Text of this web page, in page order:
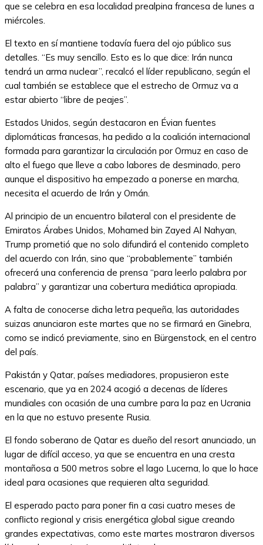
que se celebra en esa localidad prealpina francesa de lunes a
miércoles.
El texto en sí mantiene todavía fuera del ojo público sus
detalles. “Es muy sencillo. Esto es lo que dice: Irán nunca
tendrá un arma nuclear”, recalcó el líder republicano, según el
cual también se establece que el estrecho de Ormuz va a
estar abierto “libre de peajes”.
Estados Unidos, según destacaron en Évian fuentes
diplomáticas francesas, ha pedido a la coalición internacional
formada para garantizar la circulación por Ormuz en caso de
alto el fuego que lleve a cabo labores de desminado, pero
aunque el dispositivo ha empezado a ponerse en marcha,
necesita el acuerdo de Irán y Omán.
Al principio de un encuentro bilateral con el presidente de
Emiratos Árabes Unidos, Mohamed bin Zayed Al Nahyan,
Trump prometió que no solo difundirá el contenido completo
del acuerdo con Irán, sino que “probablemente” también
ofrecerá una conferencia de prensa “para leerlo palabra por
palabra” y garantizar una cobertura mediática apropiada.
A falta de conocerse dicha letra pequeña, las autoridades
suizas anunciaron este martes que no se firmará en Ginebra,
como se indicó previamente, sino en Bürgenstock, en el centro
del país.
Pakistán y Qatar, países mediadores, propusieron este
escenario, que ya en 2024 acogió a decenas de líderes
mundiales con ocasión de una cumbre para la paz en Ucrania
en la que no estuvo presente Rusia.
El fondo soberano de Qatar es dueño del resort anunciado, un
lugar de difícil acceso, ya que se encuentra en una cresta
montañosa a 500 metros sobre el lago Lucerna, lo que lo hace
ideal para ocasiones que requieren alta seguridad.
El esperado pacto para poner fin a casi cuatro meses de
conflicto regional y crisis energética global sigue creando
grandes expectativas, como este martes mostraron diversos